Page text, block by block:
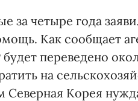
за четыре года
Как сообщает
переведено
на
Корея